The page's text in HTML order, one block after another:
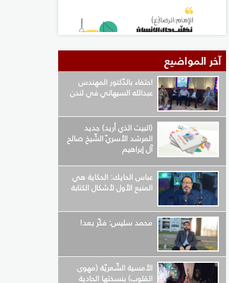
آخر المواضيع
احتفاء بالدّكتور المهندس
عبدالله السيهاتي في لندن
(البيت الذي أريد) جديد
المرشد الأسريّ الشّيخ صالح
آل إبراهيم
عباس الحايك: الحكاية هي
المنبع الأول لأشكال الكتابة
محمد سليس: فكّر بعد!
الأمسية الشّعريّة (مهوى
القلوب) بنسختها الحادية